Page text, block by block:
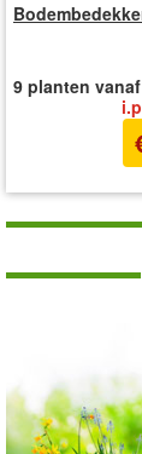
9 planten vanaf